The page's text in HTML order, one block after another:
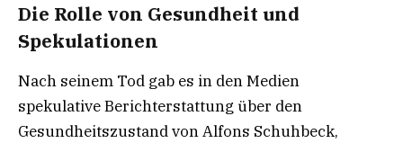
Die Rolle von Gesundheit und
Spekulationen
Nach seinem Tod gab es in den Medien
spekulative Berichterstattung über den
Gesundheitszustand von Alfons Schuhbeck,